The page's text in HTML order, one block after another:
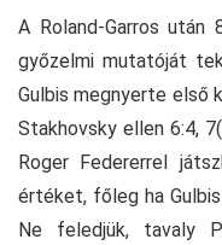
A Roland-Garros után
győzelmi mutatóját
Gulbis megnyerte első
Stakhovsky ellen 6:4,
Roger Federerrel
értéket, főleg ha
Ne feledjük, tavaly